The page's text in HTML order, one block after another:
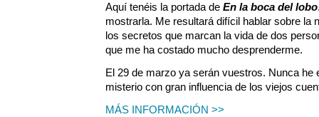
Aquí tenéis la portada de En la boca del lobo
mostrarla. Me resultará difícil hablar sobre la
los secretos que marcan la vida de dos
que me ha costado mucho desprenderme.
El 29 de marzo ya serán vuestros. Nunca he
misterio con gran influencia de los viejos
MÁS INFORMACIÓN >>